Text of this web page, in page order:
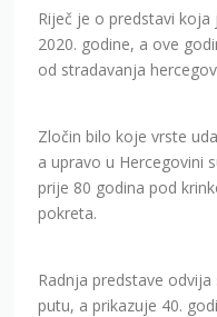
Riječ je o predstavi
2020. godine, a ove
od stradavanja
Zločin bilo koje vrste
a upravo u Hercegovini
prije 80 godina pod
pokreta.
Radnja predstave
putu, a prikazuje 40.